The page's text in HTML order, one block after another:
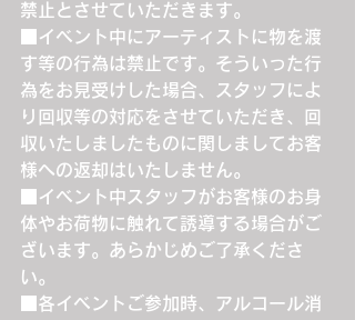
禁止とさせていただきます。
■イベント中にアーティストに物を渡
す等の行為は禁止です。そういった行
為をお見受けした場合、スタッフによ
り回収等の対応をさせていただき、回
収いたしましたものに関しましてお客
様への返却はいたしません。
■イベント中スタッフがお客様のお身
体やお荷物に触れて誘導する場合がご
ざいます。あらかじめご了承くださ
い。
■各イベントご参加時、アルコール消